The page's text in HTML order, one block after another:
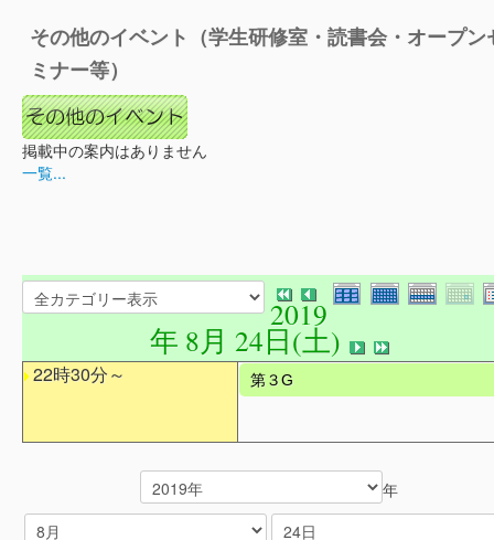
その他のイベント（学生研修室・読書会・オープン
ミナー等）
掲載中の案内はありません
一覧...
2019
年 8月 24日(土)
22時30分～ 第３G
年